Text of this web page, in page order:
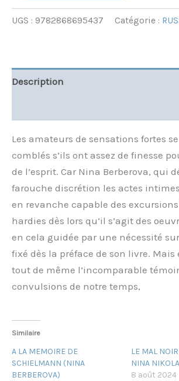
UGS : 9782868695437 Catégorie :
Description
Les amateurs de sensations fortes
comblés s’ils ont assez de finesse
de l’esprit. Car Nina Berberova, qui
farouche discrétion les actes
en revanche capable des
hardies dès lors qu’il s’agit des
en cela guidée par une nécessité
fixé dès la préface de son livre. Mais
tout de même l’incomparable
convulsions de notre temps,
Similaire
A LA MEMOIRE DE
SCHIELMANN (NINA
BERBEROVA)
LE MAL
NINA
8 août 2024